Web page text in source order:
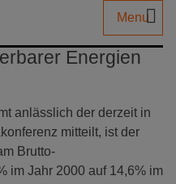
Menu
Energien
anlässlich der derzeit in
mitteilt, ist der
Brutto-
im Jahr 2000 auf 14,6% im